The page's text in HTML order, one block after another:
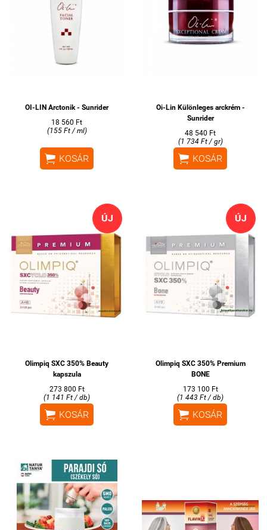
OI-LIN Arctonik - Sunrider
18 560 Ft
(155 Ft / ml)
 KOSÁR
Oi-Lin Különleges arckrém -
Sunrider
48 540 Ft
(1 734 Ft / gr)
 KOSÁR
ÚJ
Olimpiq SXC 350% Beauty
kapszula
273 800 Ft
(1 141 Ft / db)
 KOSÁR
ÚJ
Olimpiq SXC 350% Premium
BONE
173 100 Ft
(1 443 Ft / db)
 KOSÁR